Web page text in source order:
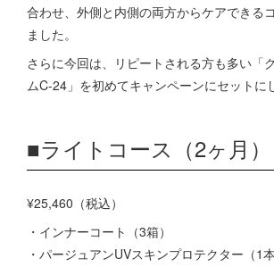
合わせ、外側と内側の両方からケアできる
ました。
さらに今回は、リピートされる方も多い「
ムC-24」を初めてキャンペーンにセットに
■ライトコース（2ヶ月）
¥25,460（税込）
・インナーコート（3箱）
・パージュアンUVスキンプロテクター（1本